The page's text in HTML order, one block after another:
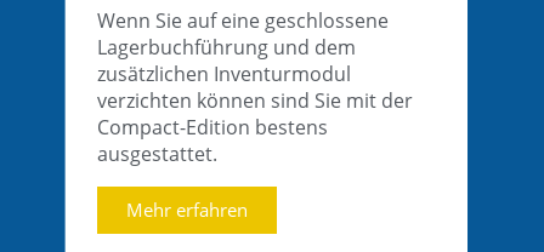
Wenn Sie auf eine geschlossene
Lagerbuchführung und dem
zusätzlichen Inventurmodul
verzichten können sind Sie mit der
Compact-Edition bestens
ausgestattet.
Mehr erfahren